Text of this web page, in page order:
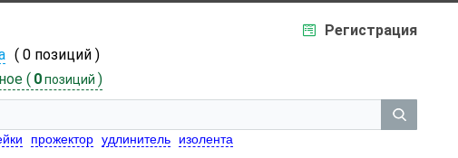
Регистрация
( 0 позиций )
( 0 позиций )
прожектор удлинитель изолента